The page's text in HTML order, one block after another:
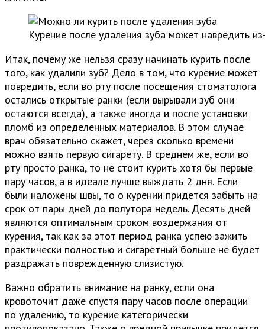
Курение после удаления зуба может навредить
Итак, почему же нельзя сразу начинать курить после
того, как удалили зуб? Дело в том, что курение может
повредить, если во рту после посещения стоматолога
остались открытые ранки (если вырывали зуб они
остаются всегда), а также иногда и после установки
пломб из определенных материалов. В этом случае
врач обязательно скажет, через сколько времени
можно взять первую сигарету. В среднем же, если во
рту просто ранка, то не стоит курить хотя бы первые
пару часов, а в идеале лучше выждать 2 дня. Если
были наложены швы, то о курении придется забыть на
срок от пары дней до полутора недель. Десять дней
являются оптимальным сроком воздержания от
курения, так как за этот период ранка успею зажить
практически полностью и сигаретный больше не будет
раздражать поврежденную слизистую.
Важно обратить внимание на ранку, если она
кровоточит даже спустя пару часов после операции
по удалению, то курение категорически